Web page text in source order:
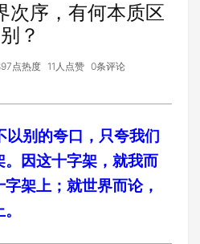
次序，有何本质区
别？
点热度 11人点赞 0条评论
以别的夸口，只夸我们
因这十字架，就我而
架上；就世界而论，